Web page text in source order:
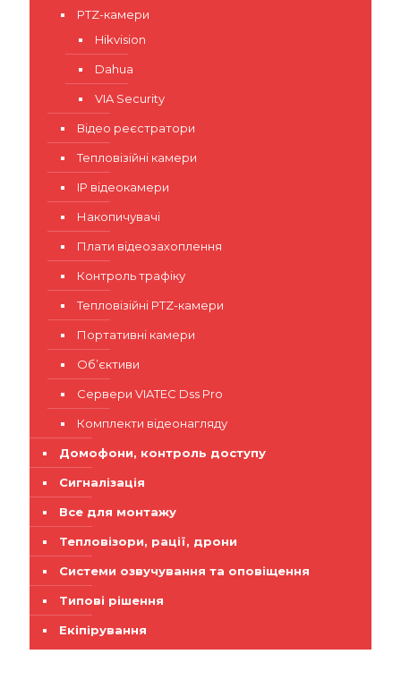
PTZ-камери
Hikvision
Dahua
VIA Security
Відео реєстратори
Тепловізійні камери
IP відеокамери
Накопичувачі
Плати відеозахоплення
Контроль трафіку
Тепловізійні PTZ-камери
Портативні камери
Об’єктиви
Сервери VIATEC Dss Pro
Комплекти відеонагляду
Домофони, контроль доступу
Сигналізація
Все для монтажу
Тепловізори, рації, дрони
Системи озвучування та оповіщення
Типові рішення
Екіпірування